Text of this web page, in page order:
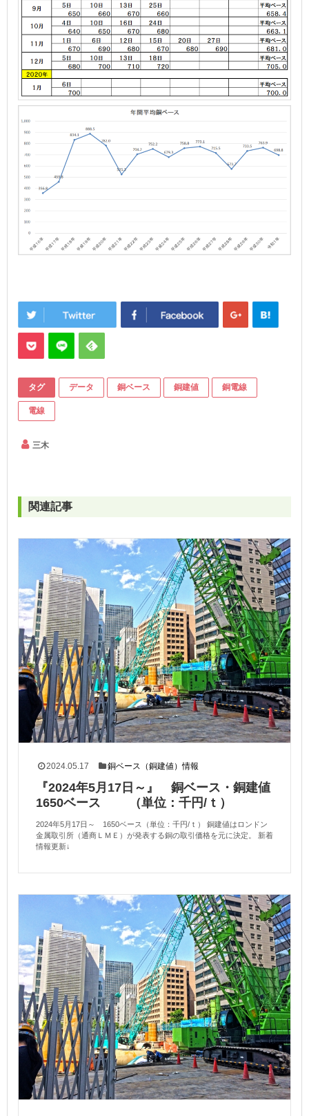
タグ データ 銅ベース 銅建値 銅電線
電線
三木
関連記事
2024.05.17 銅ベース（銅建値）情報
『2024年5月17日～』 銅ベース・銅建値
1650ベース （単位：千円/ｔ）
2024年5月17日～ 1650ベース（単位：千円/ｔ） 銅建値はロンドン
金属取引所（通商ＬＭＥ）が発表する銅の取引価格を元に決定。 新着
情報更新↓